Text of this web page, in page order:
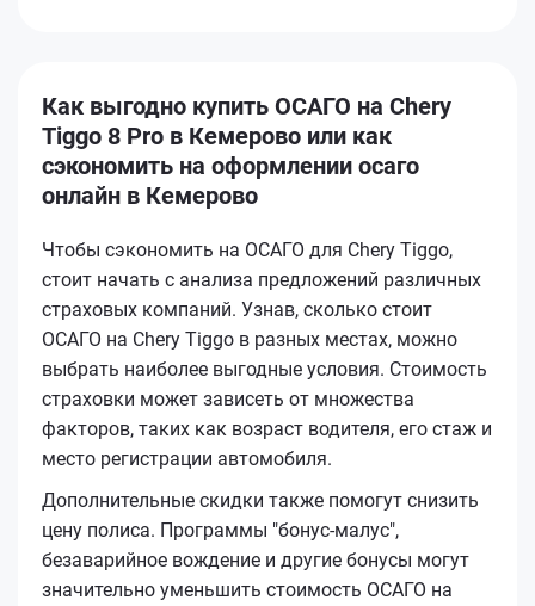
Как выгодно купить ОСАГО на Chery
Tiggo 8 Pro в Кемерово или как
сэкономить на оформлении осаго
онлайн в Кемерово
Чтобы сэкономить на ОСАГО для Chery Tiggo,
стоит начать с анализа предложений различных
страховых компаний. Узнав, сколько стоит
ОСАГО на Chery Tiggo в разных местах, можно
выбрать наиболее выгодные условия. Стоимость
страховки может зависеть от множества
факторов, таких как возраст водителя, его стаж и
место регистрации автомобиля.
Дополнительные скидки также помогут снизить
цену полиса. Программы "бонус-малус",
безаварийное вождение и другие бонусы могут
значительно уменьшить стоимость ОСАГО на